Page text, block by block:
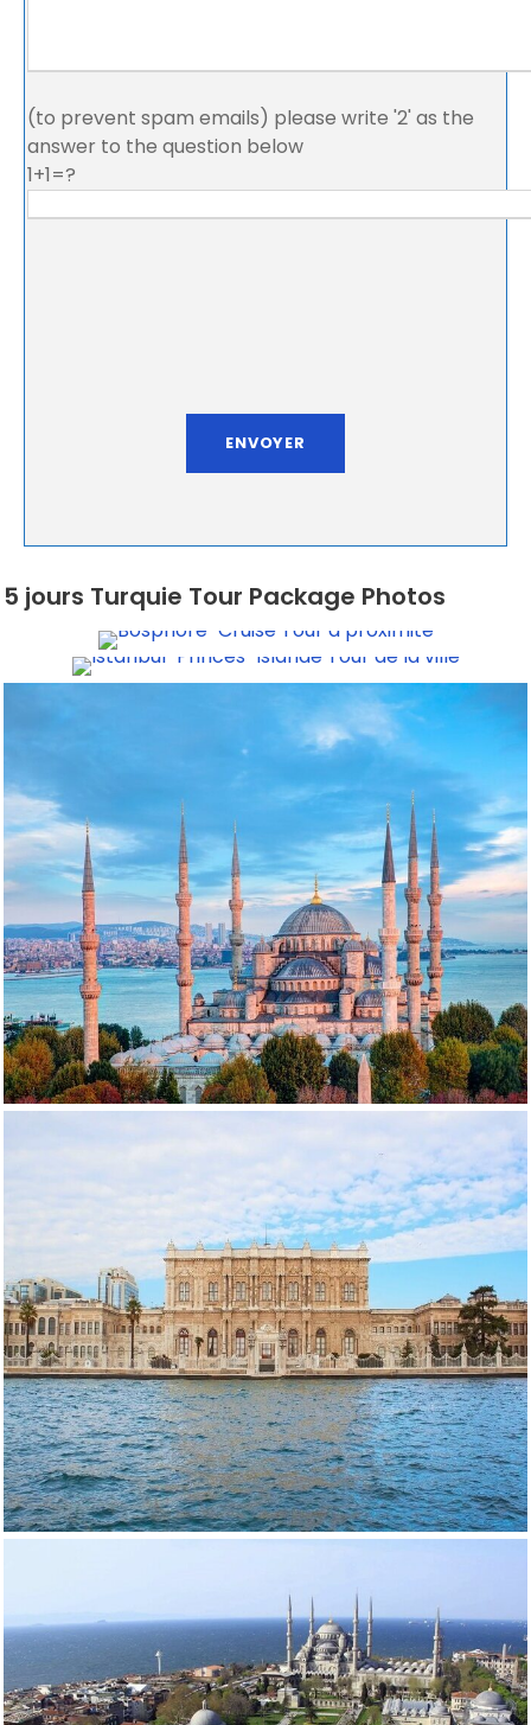
(to prevent spam emails) please write '2' as the
answer to the question below
1+1=?
5 jours Turquie Tour Package Photos